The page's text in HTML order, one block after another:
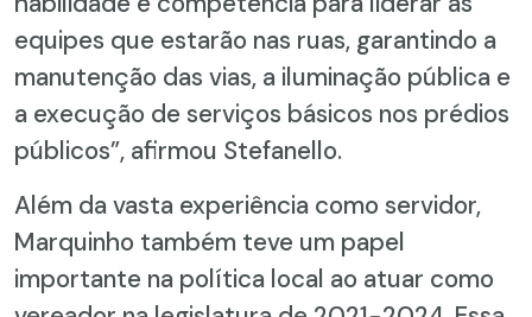
equipes que estarão nas ruas, garantindo a
manutenção das vias, a iluminação pública e
a execução de serviços básicos nos prédios
públicos”, afirmou Stefanello.
Além da vasta experiência como servidor,
Marquinho também teve um papel
importante na política local ao atuar como